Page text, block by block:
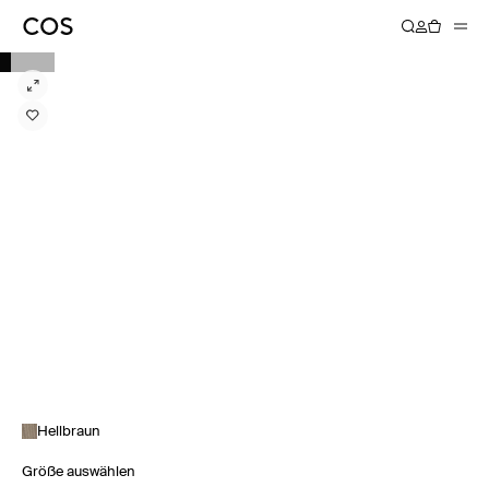
Hellbraun
Größe auswählen